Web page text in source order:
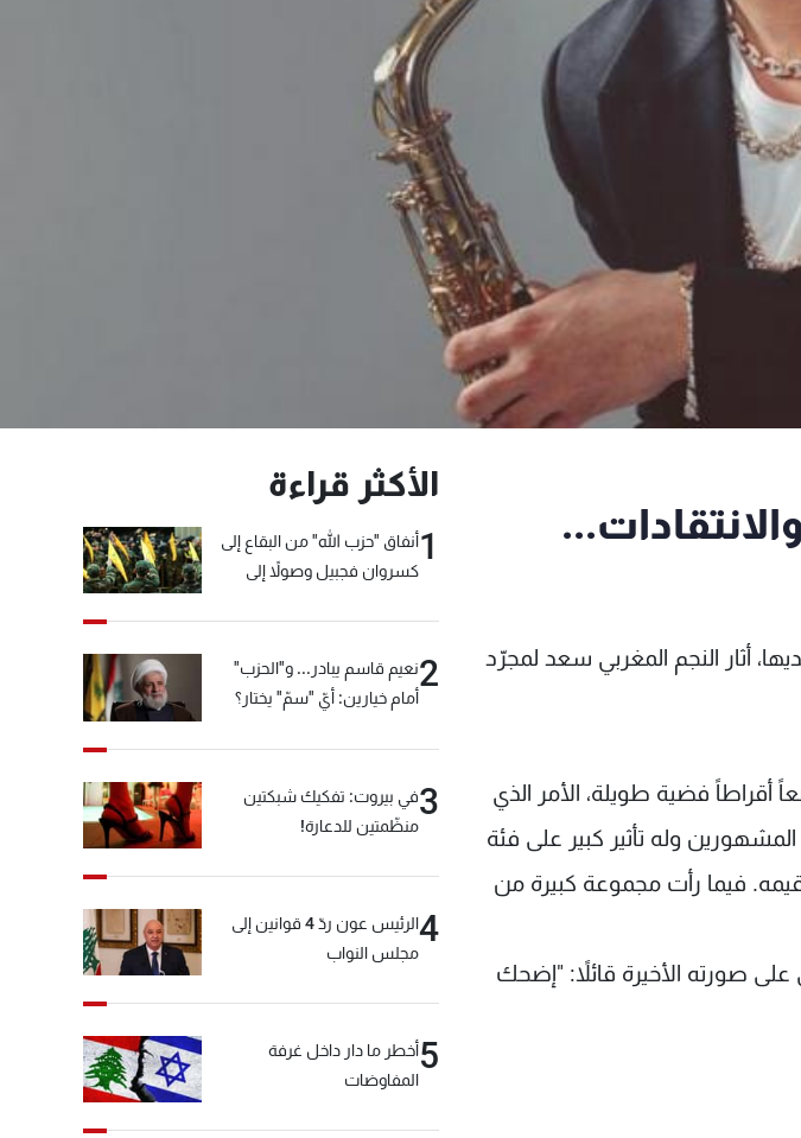
أثار النجم المغربي سعد لمجرّد
فضية طويلة، الأمر الذي
وله تأثير كبير على فئة
فيما رأت مجموعة كبيرة من
على صورته الأخيرة قائلاً: "إضحك
الأكثر قراءة
1أنفاق "حزب الله" من البقاع إلى
كسروان فجبيل وصولاً إلى
2نعيم قاسم يبادر... و"الحزب"
أمام خيارين: أيّ "سمّ" يختار؟
3في بيروت: تفكيك شبكتين
منظّمتين للدعارة!
4
الرئيس عون ردّ 4 قوانين إلى
مجلس النواب
5أخطر ما دار داخل غرفة
المفاوضات